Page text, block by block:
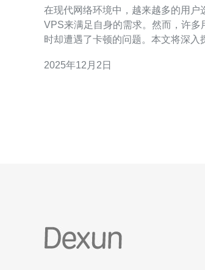
在现代网络环境中，越来越多的用户
VPS来满足自身的需求。然而，许多
时却遭遇了卡顿的问题。本文将深入
制等因素，帮助用户更好地理解并解决
2025年12月2日